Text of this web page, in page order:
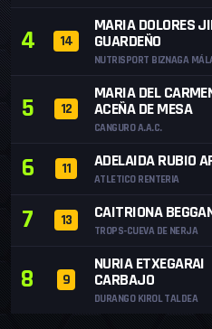
4 14
MARIA DOLORES
GUARDEÑO
NUTRISPORT BIZNAGA
5 12
MARIA DEL
ACEÑA DE MESA
CANGURO A.A.C.
6 11 ADELAIDA RUBIO
ATLETICO RENTERIA
7 13 CAITRIONA
TROPS-CUEVA DE NERJA
8 9
NURIA ETXEGARAI
CARBAJO
DURANGO KIROL TALDEA